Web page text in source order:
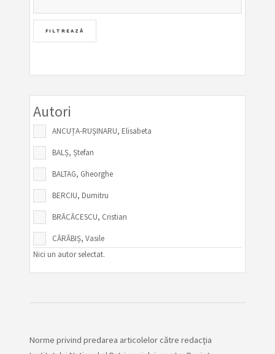
Autori
ANCUȚA-RUȘINARU, Elisabeta
BALȘ, Ștefan
BALTAG, Gheorghe
BERCIU, Dumitru
BRĂCĂCESCU, Cristian
CĂRĂBIȘ, Vasile
CHERCIU, Ion
CRISTACHE-PANAIT, Ioana
DRĂGĂNOIU, Mihaela
Nici un autor selectat.
Norme privind predarea articolelor către redacţia